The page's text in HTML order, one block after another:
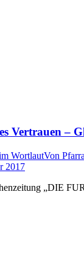
Vertrauen –
WortlautVon
2017
„DIE